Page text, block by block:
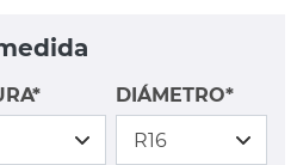
DIÁMETRO*